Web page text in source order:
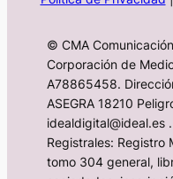
© CMA
Corporación de
A78865458.
ASEGRA 18210
Registrales: Registro
tomo 304 general,